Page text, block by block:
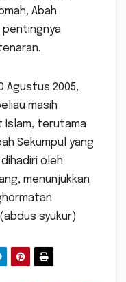
Abah
pentingnya
Agustus 2005,
masih
Islam, terutama
Sekumpul yang
oleh
menunjukkan
syukur)